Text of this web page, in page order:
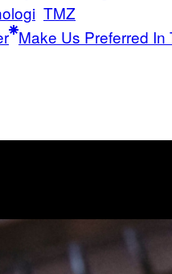
TMZ
Make Us Preferred In